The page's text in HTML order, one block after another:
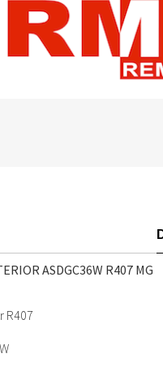
ASDGC36W R407 MG
R407